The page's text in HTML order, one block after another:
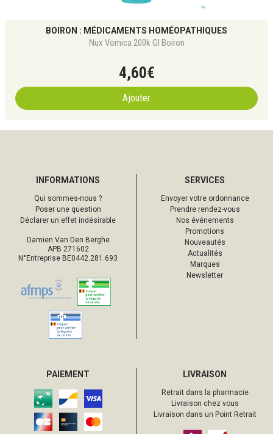
BOIRON : MÉDICAMENTS HOMÉOPATHIQUES
Nux Vomica 200k Gl Boiron
4,60€
Ajouter
INFORMATIONS
Qui sommes-nous ?
Poser une question
Déclarer un effet indésirable
Damien Van Den Berghe
APB 271602
N°Entreprise BE0442.281.693
SERVICES
Envoyer votre ordonnance
Prendre rendez-vous
Nos événements
Promotions
Nouveautés
Actualités
Marques
Newsletter
PAIEMENT LIVRAISON
Retrait dans la pharmacie
Livraison chez vous
Livraison dans un Point Retrait